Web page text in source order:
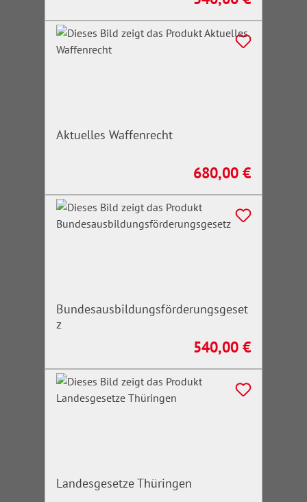
Aktuelles Waffenrecht
Regulärer Preis:
680,00 €
Bundesausbildungsförderungsgeset
z
Regulärer Preis:
540,00 €
Landesgesetze Thüringen